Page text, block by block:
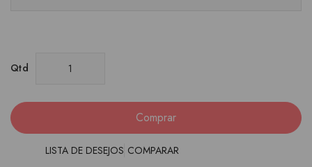
Qtd
Comprar
LISTA DE DESEJOS COMPARAR